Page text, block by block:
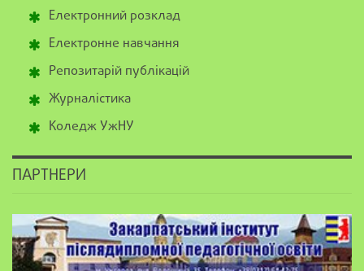
Електронний розклад
Електронне навчання
Репозитарій публікацій
Журналістика
Коледж УжНУ
ПАРТНЕРИ